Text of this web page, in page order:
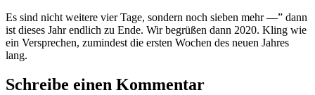
Es sind nicht weitere vier Tage, sondern noch sieben mehr —” dann
ist dieses Jahr endlich zu Ende. Wir begrüßen dann 2020. Kling wie
ein Versprechen, zumindest die ersten Wochen des neuen Jahres
lang.
Schreibe einen Kommentar